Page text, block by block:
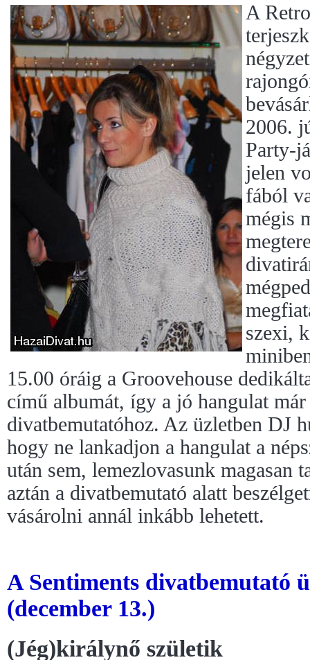
A
2006.
Party-
jelen
fából
mégis
szexi,
15.00 óráig a Groovehouse
című albumát, így a jó hangulat
divatbemutatóhoz. Az üzletben DJ
hogy ne lankadjon a hangulat a
után sem, lemezlovasunk magasan
aztán a divatbemutató alatt
vásárolni annál inkább lehetett.
A Sentiments divatbemutató
(december 13.)
(Jég)királynő születik